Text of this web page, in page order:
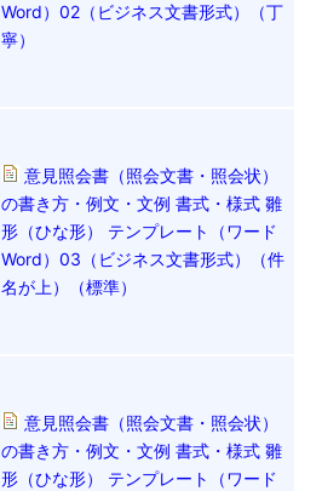
Word）02（ビジネス文書形式）（丁
寧）
意見照会書（照会文書・照会状）
の書き方・例文・文例 書式・様式 雛
形（ひな形） テンプレート（ワード
Word）03（ビジネス文書形式）（件
名が上）（標準）
意見照会書（照会文書・照会状）
の書き方・例文・文例 書式・様式 雛
形（ひな形） テンプレート（ワード